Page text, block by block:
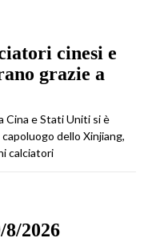
cinesi e
grazie a
Cina e Stati Uniti si è
dello Xinjiang,
calciatori
2026